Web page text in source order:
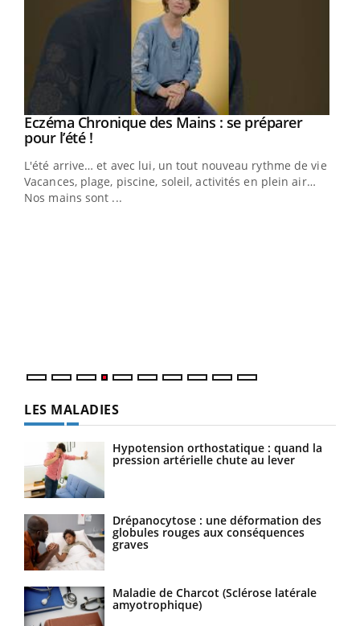
Youtube
Eczéma Chronique des Mains : se préparer
pour l’été !Youtube
L'été arrive… et avec lui, un tout nouveau rythme de vie !
Vacances, plage, piscine, soleil, activités en plein air…
Nos mains sont ...
LES MALADIES
Hypotension orthostatique : quand la
pression artérielle chute au lever
Drépanocytose : une déformation des
globules rouges aux conséquences
graves
Maladie de Charcot (Sclérose latérale
amyotrophique)